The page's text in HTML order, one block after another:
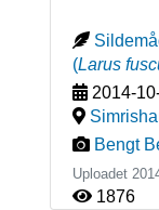
(Larus
2014-
Bengt
Uploadet
1876